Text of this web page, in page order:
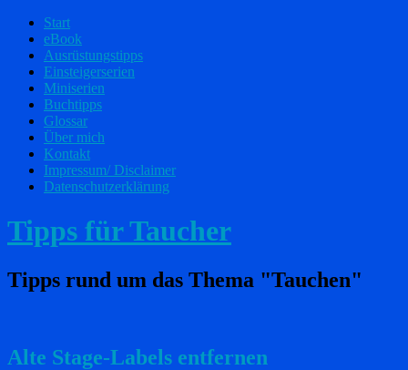
Start
eBook
Ausrüstungstipps
Einsteigerserien
Miniserien
Buchtipps
Glossar
Über mich
Kontakt
Impressum/ Disclaimer
Datenschutzerklärung
Tipps für Taucher
Tipps rund um das Thema "Tauchen"
Alte Stage-Labels entfernen